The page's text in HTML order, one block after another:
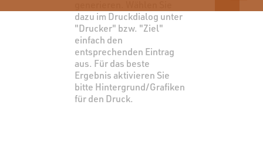
dazu im Druckdialog unter
"Drucker" bzw. "Ziel"
einfach den
entsprechenden Eintrag
aus. Für das beste
Ergebnis aktivieren Sie
bitte Hintergrund/Grafiken
für den Druck.